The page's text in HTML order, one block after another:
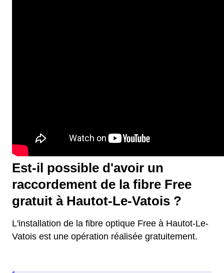
Est-il possible d'avoir un
raccordement de la fibre Free
gratuit à Hautot-Le-Vatois ?
L'installation de la fibre optique Free à Hautot-Le-
Vatois est une opération réalisée gratuitement.